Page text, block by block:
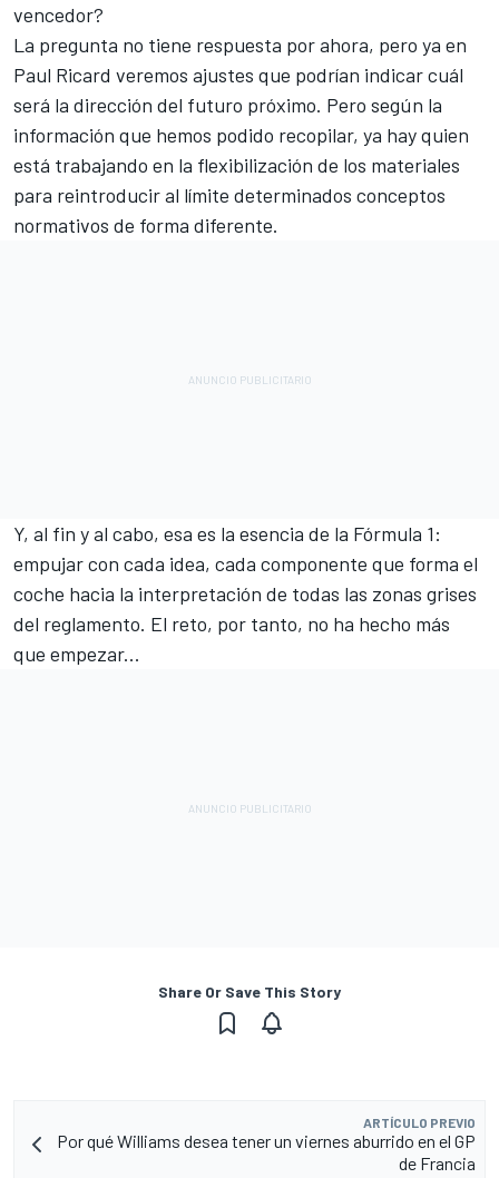
vencedor?
La pregunta no tiene respuesta por ahora, pero ya en
Paul Ricard veremos ajustes que podrían indicar cuál
será la dirección del futuro próximo. Pero según la
información que hemos podido recopilar, ya hay quien
está trabajando en la flexibilización de los materiales
para reintroducir al límite determinados conceptos
normativos de forma diferente.
Y, al fin y al cabo, esa es la esencia de la Fórmula 1:
empujar con cada idea, cada componente que forma el
coche hacia la interpretación de todas las zonas grises
del reglamento. El reto, por tanto, no ha hecho más
que empezar...
Share Or Save This Story
ARTÍCULO PREVIO
Por qué Williams desea tener un viernes aburrido en el GP
de Francia